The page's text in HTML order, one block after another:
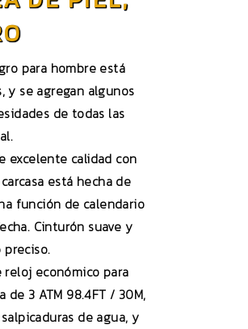
para hombre está
y se agregan algunos
de todas las
excelente calidad con
está hecha de
función de calendario
Cinturón suave y
preciso.
reloj económico para
3 ATM 98.4FT / 30M,
de agua, y